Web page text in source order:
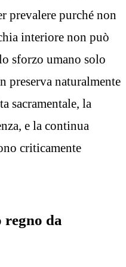
prevalere purché non
interiore non può
sforzo umano solo
preserva naturalmente
sacramentale, la
e la continua
criticamente
regno da